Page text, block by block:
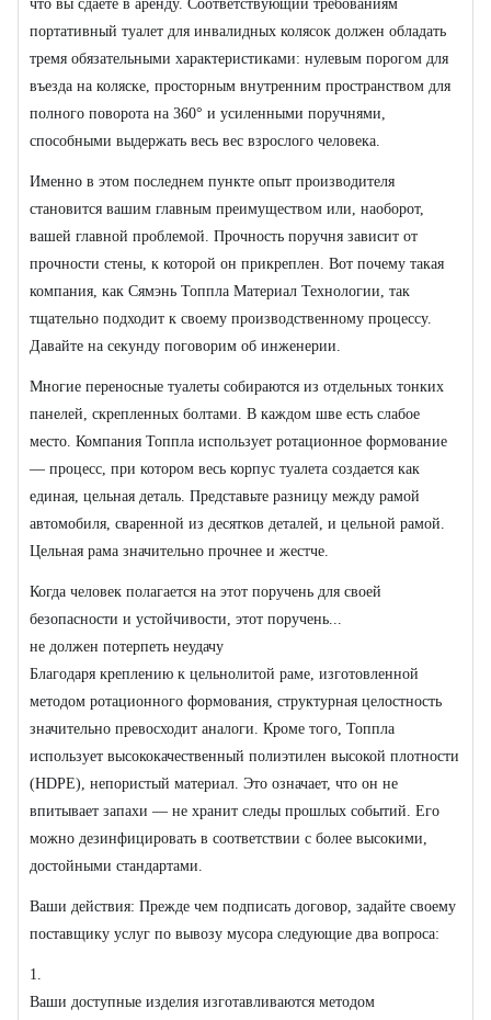
что вы сдаете в аренду. Соответствующий требованиям
портативный туалет для инвалидных колясок должен обладать
тремя обязательными характеристиками: нулевым порогом для
въезда на коляске, просторным внутренним пространством для
полного поворота на 360° и усиленными поручнями,
способными выдержать весь вес взрослого человека.
Именно в этом последнем пункте опыт производителя
становится вашим главным преимуществом или, наоборот,
вашей главной проблемой. Прочность поручня зависит от
прочности стены, к которой он прикреплен. Вот почему такая
компания, как Сямэнь Топпла Материал Технологии, так
тщательно подходит к своему производственному процессу.
Давайте на секунду поговорим об инженерии.
Многие переносные туалеты собираются из отдельных тонких
панелей, скрепленных болтами. В каждом шве есть слабое
место. Компания Топпла использует ротационное формование
— процесс, при котором весь корпус туалета создается как
единая, цельная деталь. Представьте разницу между рамой
автомобиля, сваренной из десятков деталей, и цельной рамой.
Цельная рама значительно прочнее и жестче.
Когда человек полагается на этот поручень для своей
безопасности и устойчивости, этот поручень...
не должен потерпеть неудачу
Благодаря креплению к цельнолитой раме, изготовленной
методом ротационного формования, структурная целостность
значительно превосходит аналоги. Кроме того, Топпла
использует высококачественный полиэтилен высокой плотности
(HDPE), непористый материал. Это означает, что он не
впитывает запахи — не хранит следы прошлых событий. Его
можно дезинфицировать в соответствии с более высокими,
достойными стандартами.
Ваши действия: Прежде чем подписать договор, задайте своему
поставщику услуг по вывозу мусора следующие два вопроса:
1.
Ваши доступные изделия изготавливаются методом